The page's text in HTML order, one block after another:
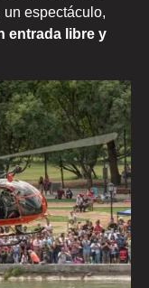
espectáculo,
entrada libre y